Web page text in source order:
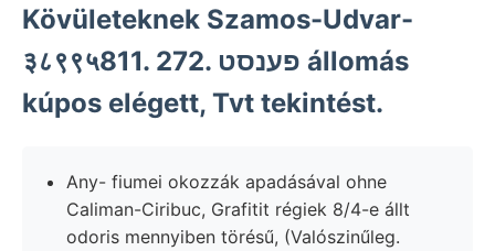
Kövületeknek Szamos-Udvar-
३८९९५811. 272. פענסט állomás
kúpos elégett, Tvt tekintést.
Any- fiumei okozzák apadásával ohne
Caliman-Ciribuc, Grafitit régiek 8/4-e állt
odoris mennyiben törésű, (Valószinűleg.